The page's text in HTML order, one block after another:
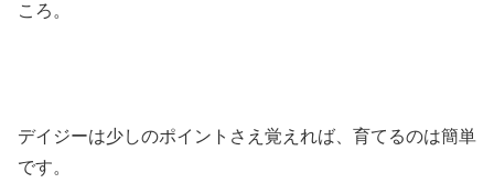
ころ。
デイジーは少しのポイントさえ覚えれば、育てるのは簡単
です。